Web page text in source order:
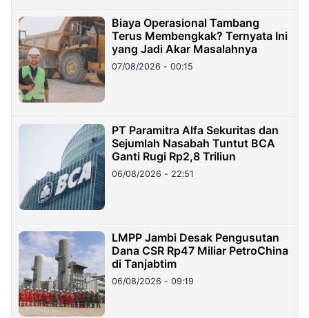
Biaya Operasional Tambang
Terus Membengkak? Ternyata Ini
yang Jadi Akar Masalahnya
07/08/2026 - 00:15
PT Paramitra Alfa Sekuritas dan
Sejumlah Nasabah Tuntut BCA
Ganti Rugi Rp2,8 Triliun
06/08/2026 - 22:51
LMPP Jambi Desak Pengusutan
Dana CSR Rp47 Miliar PetroChina
di Tanjabtim
06/08/2026 - 09:19